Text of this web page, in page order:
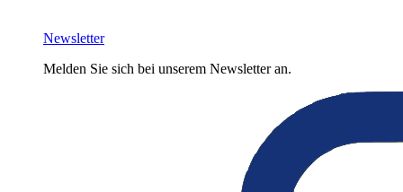
Newsletter
Melden Sie sich bei unserem Newsletter an.